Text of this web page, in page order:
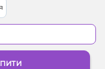
Виноград, Цукерки